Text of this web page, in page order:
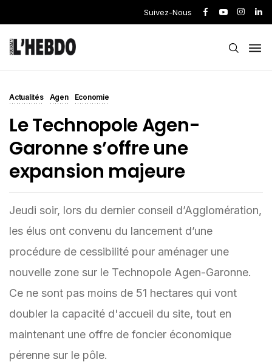
Suivez-Nous
Actualités Agen Economie
Le Technopole Agen-
Garonne s’offre une
expansion majeure
Jeudi soir, lors du dernier conseil d’Agglomération,
les élus ont convenu du lancement d’une
procédure de cessibilité pour aménager une
nouvelle zone sur le Technopole Agen-Garonne.
Ce ne sont pas moins de 51 hectares qui vont
doubler la capacité d'accueil du site, tout en
maintenant une offre de foncier économique
pérenne sur le pôle.